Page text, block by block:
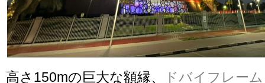
高さ150mの巨大な額縁、 ドバイフレーム